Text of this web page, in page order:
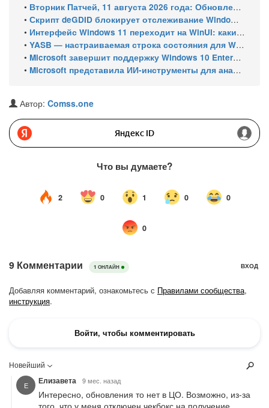
• Вторник Патчей, 11 августа 2026 года: Обновления безопасности для Windows 11 (включая KB5121003), ESU-обновления для Windows 10
• Скрипт deGDID блокирует отслеживание Windows по глобальному идентификатору устройства
• Интерфейс Windows 11 переходит на WinUI: какие системные элементы обновит Microsoft
• YASB — настраиваемая строка состояния для Windows с виджетами и поддержкой нескольких мониторов
• Microsoft завершит поддержку Windows 10 Enterprise LTSC 2021 в январе 2027 года. ESU продлят обновления до января 2030 года
• Microsoft представила ИИ-инструменты для анализа производительности Windows: ETW MCP и WPA MCP
Автор: Comss.one